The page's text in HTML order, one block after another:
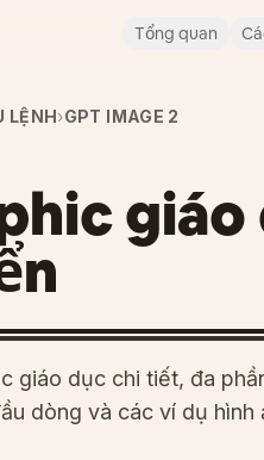
Tổng quan
LỆNH›GPT IMAGE 2
giáo
giáo dục chi tiết, đa
dòng và các ví dụ hình